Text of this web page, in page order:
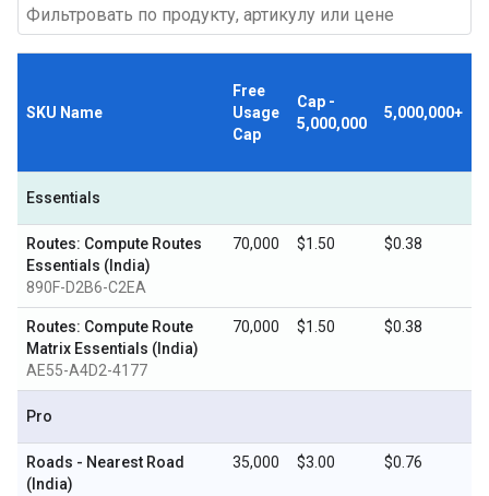
SKU Name
Free
Usage
Cap
Cap -
5,000,000
5,000,000+
Essentials
Routes: Compute Routes
Essentials (India)
890F-D2B6-C2EA
70,000 $1.50 $0.38
Routes: Compute Route
Matrix Essentials (India)
AE55-A4D2-4177
70,000 $1.50 $0.38
Pro
Roads - Nearest Road
(India)
35,000 $3.00 $0.76